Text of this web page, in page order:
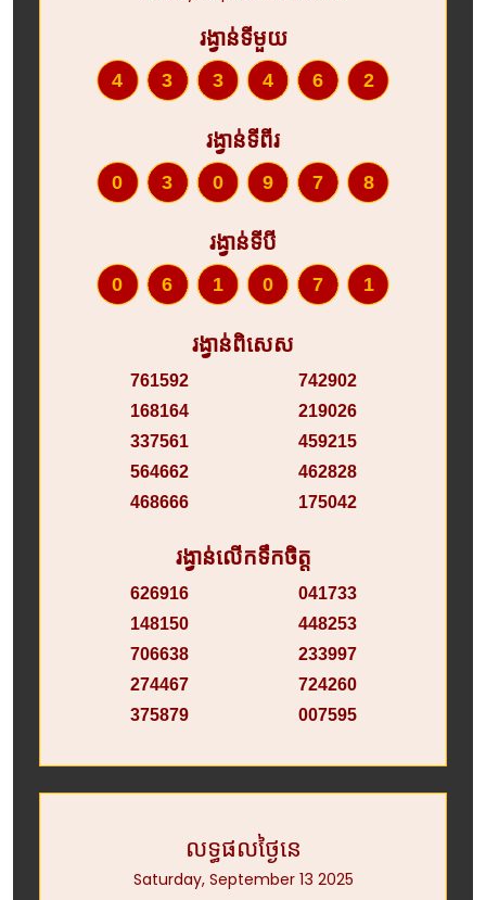
រង្វាន់ទីមួយ
433462
រង្វាន់ទីពីរ
030978
រង្វាន់ទីបី
061071
រង្វាន់ពិសេស
761592
168164
337561
564662
468666
742902
219026
459215
462828
175042
រង្វាន់លើកទឹកចិត្ត
626916
148150
706638
274467
375879
041733
448253
233997
724260
007595
លទ្ធផលថ្ងៃនេ
Saturday, September 13 2025